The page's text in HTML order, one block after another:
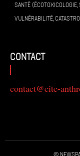
SANTÉ
VULNÉRABILITÉ,
contact
contact@cite-
©